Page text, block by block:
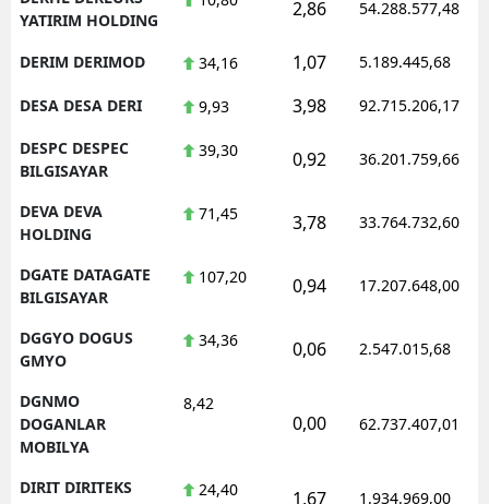
YATIRIM HOLDING
2,86 54.288.577,48
DERIM DERIMOD 34,16 1,07 5.189.445,68
DESA DESA DERI 9,93 3,98 92.715.206,17
DESPC DESPEC
BILGISAYAR
39,30 0,92 36.201.759,66
DEVA DEVA
HOLDING
71,45 3,78 33.764.732,60
DGATE DATAGATE
BILGISAYAR
107,20 0,94 17.207.648,00
DGGYO DOGUS
GMYO
34,36 0,06 2.547.015,68
DGNMO
DOGANLAR
MOBILYA
8,42
0,00 62.737.407,01
DIRIT DIRITEKS
24,40 1,67 1.934.969,00